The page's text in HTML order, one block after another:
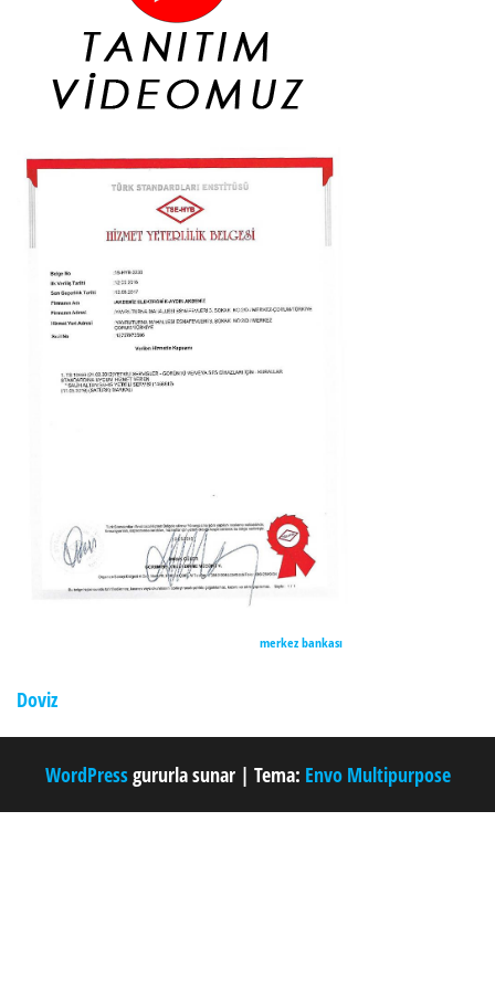
merkez bankası
Doviz
WordPressgururla sunar | Tema: Envo Multipurpose